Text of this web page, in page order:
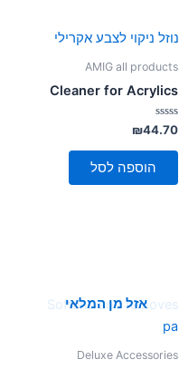
AMIG all products
Cleaner for Acrylics
דורג
0
מתוך
₪44.70
הוספה לסל
אזל מן המלאי
Deluxe Accessories